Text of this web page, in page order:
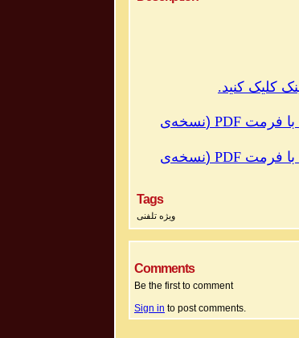
با فرمت PDF
(نسخه‌ی
با فرمت PDF
(نسخه‌ی
Tags
ویژه تلفنی
Comments
Be the first to comment
Sign in to post comments.